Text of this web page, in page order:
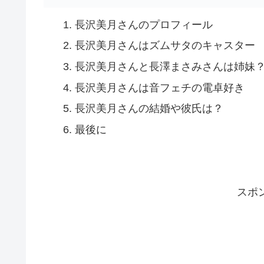
長沢美月さんのプロフィール
長沢美月さんはズムサタのキャスター
長沢美月さんと長澤まさみさんは姉妹？
長沢美月さんは音フェチの電卓好き
長沢美月さんの結婚や彼氏は？
最後に
スポ